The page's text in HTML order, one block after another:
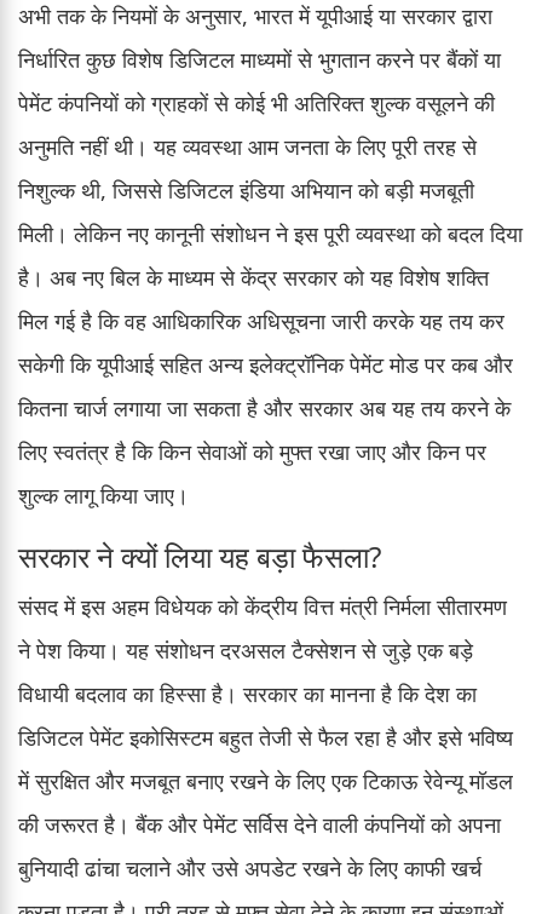
अभी तक के नियमों के अनुसार, भारत में यूपीआई या सरकार द्वारा
निर्धारित कुछ विशेष डिजिटल माध्यमों से भुगतान करने पर बैंकों या
पेमेंट कंपनियों को ग्राहकों से कोई भी अतिरिक्त शुल्क वसूलने की
अनुमति नहीं थी। यह व्यवस्था आम जनता के लिए पूरी तरह से
निशुल्क थी, जिससे डिजिटल इंडिया अभियान को बड़ी मजबूती
मिली। लेकिन नए कानूनी संशोधन ने इस पूरी व्यवस्था को बदल दिया
है। अब नए बिल के माध्यम से केंद्र सरकार को यह विशेष शक्ति
मिल गई है कि वह आधिकारिक अधिसूचना जारी करके यह तय कर
सकेगी कि यूपीआई सहित अन्य इलेक्ट्रॉनिक पेमेंट मोड पर कब और
कितना चार्ज लगाया जा सकता है और सरकार अब यह तय करने के
लिए स्वतंत्र है कि किन सेवाओं को मुफ्त रखा जाए और किन पर
शुल्क लागू किया जाए।
सरकार ने क्यों लिया यह बड़ा फैसला?
संसद में इस अहम विधेयक को केंद्रीय वित्त मंत्री निर्मला सीतारमण
ने पेश किया। यह संशोधन दरअसल टैक्सेशन से जुड़े एक बड़े
विधायी बदलाव का हिस्सा है। सरकार का मानना है कि देश का
डिजिटल पेमेंट इकोसिस्टम बहुत तेजी से फैल रहा है और इसे भविष्य
में सुरक्षित और मजबूत बनाए रखने के लिए एक टिकाऊ रेवेन्यू मॉडल
की जरूरत है। बैंक और पेमेंट सर्विस देने वाली कंपनियों को अपना
बुनियादी ढांचा चलाने और उसे अपडेट रखने के लिए काफी खर्च